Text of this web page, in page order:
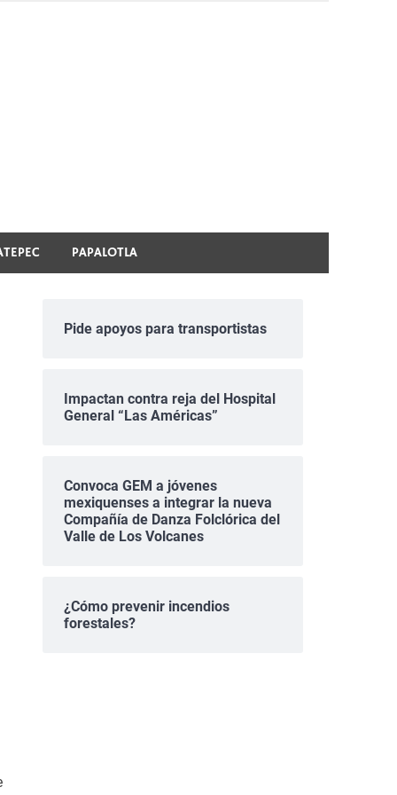
PAPALOTLA
Pide apoyos para transportistas
Impactan contra reja del Hospital
General “Las Américas”
Convoca GEM a jóvenes
mexiquenses a integrar la nueva
Compañía de Danza Folclórica del
Valle de Los Volcanes
¿Cómo prevenir incendios
forestales?